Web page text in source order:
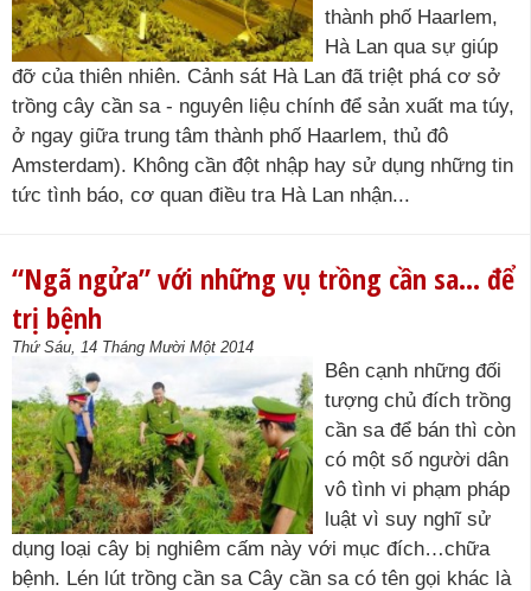
thành phố Haarlem,
Hà Lan qua sự giúp
đỡ của thiên nhiên. Cảnh sát Hà Lan đã triệt phá cơ sở
trồng cây cần sa - nguyên liệu chính để sản xuất ma túy,
ở ngay giữa trung tâm thành phố Haarlem, thủ đô
Amsterdam). Không cần đột nhập hay sử dụng những tin
tức tình báo, cơ quan điều tra Hà Lan nhận...
“Ngã ngửa” với những vụ trồng cần sa… để
trị bệnh
Thứ Sáu, 14 Tháng Mười Một 2014
Bên cạnh những đối
tượng chủ đích trồng
cần sa để bán thì còn
có một số người dân
vô tình vi phạm pháp
luật vì suy nghĩ sử
dụng loại cây bị nghiêm cấm này với mục đích…chữa
bệnh. Lén lút trồng cần sa Cây cần sa có tên gọi khác là